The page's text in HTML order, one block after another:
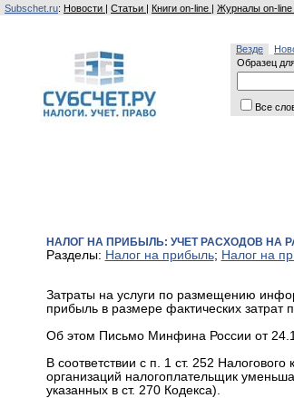
Subschet.ru: Новости | Статьи | Книги on-line | Журналы on-line
Везде
Образец
Все
НАЛОГ НА ПРИБЫЛЬ: УЧЕТ РАСХОДОВ НА
Разделы: Налог на прибыль; Налог на
Затраты на услуги по размещению
прибыль в размере фактических затрат
Об этом Письмо Минфина России от
В соответствии с п. 1 ст. 252
организаций налогоплательщик
указанных в ст. 270 Кодекса).